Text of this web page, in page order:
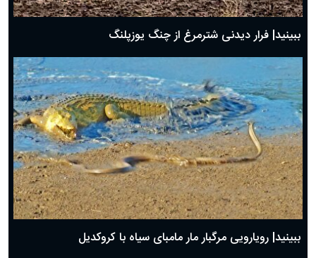
ببینید| فرار دیدنی شترمرغ از چنگ یوزپلنگ
ببینید| رویارویی مرگبار مار مامبای سیاه با کروکدیل